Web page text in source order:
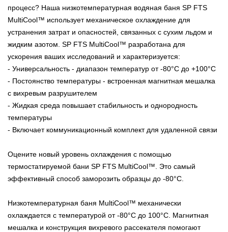
процесс? Наша низкотемпературная водяная баня SP FTS
MultiCool™ использует механическое охлаждение для
устранения затрат и опасностей, связанных с сухим льдом и
жидким азотом. SP FTS MultiCool™ разработана для
ускорения ваших исследований и характеризуется:
- Универсальность - диапазон температур от -80°C до +100°C
- Постоянство температуры - встроенная магнитная мешалка
с вихревым разрушителем
- Жидкая среда повышает стабильность и однородность
температуры
- Включает коммуникационный комплект для удаленной связи
Оцените новый уровень охлаждения с помощью
термостатируемой бани SP FTS MultiCool™. Это самый
эффективный способ заморозить образцы до -80°C.
Низкотемпературная баня MultiCool™ механически
охлаждается с температурой от -80°C до 100°C. Магнитная
мешалка и конструкция вихревого рассекателя помогают